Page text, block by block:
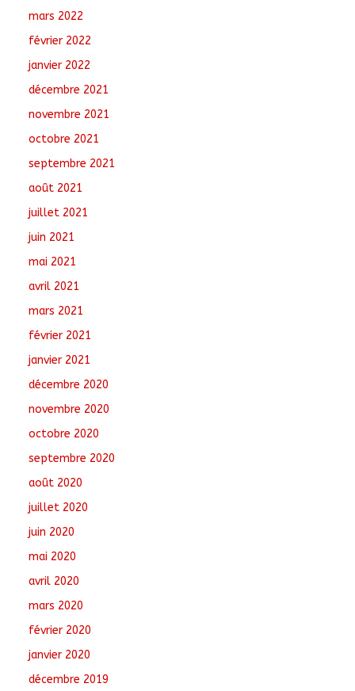
mars 2022
février 2022
janvier 2022
décembre 2021
novembre 2021
octobre 2021
septembre 2021
août 2021
juillet 2021
juin 2021
mai 2021
avril 2021
mars 2021
février 2021
janvier 2021
décembre 2020
novembre 2020
octobre 2020
septembre 2020
août 2020
juillet 2020
juin 2020
mai 2020
avril 2020
mars 2020
février 2020
janvier 2020
décembre 2019